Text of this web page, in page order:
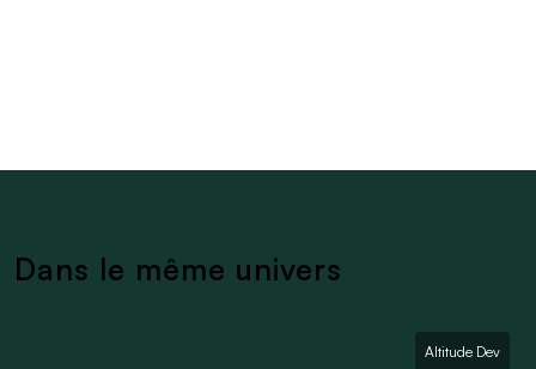
Dans le même univers
Altitude Dev